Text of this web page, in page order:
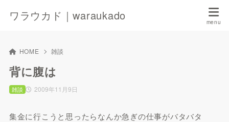
ワラウカド｜waraukado
HOME 雑談
背に腹は
2009年11月9日
雑談
集金に行こうと思ったらなんか急ぎの仕事がバタバタ